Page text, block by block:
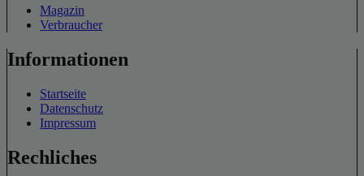
Magazin
Verbraucher
Informationen
Startseite
Datenschutz
Impressum
Rechliches